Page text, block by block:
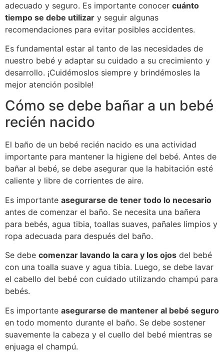
adecuado y seguro. Es importante conocer cuánto
tiempo se debe utilizar y seguir algunas
recomendaciones para evitar posibles accidentes.
Es fundamental estar al tanto de las necesidades de
nuestro bebé y adaptar su cuidado a su crecimiento y
desarrollo. ¡Cuidémoslos siempre y brindémosles la
mejor atención posible!
Cómo se debe bañar a un bebé
recién nacido
El baño de un bebé recién nacido es una actividad
importante para mantener la higiene del bebé. Antes de
bañar al bebé, se debe asegurar que la habitación esté
caliente y libre de corrientes de aire.
Es importante asegurarse de tener todo lo necesario
antes de comenzar el baño. Se necesita una bañera
para bebés, agua tibia, toallas suaves, pañales limpios y
ropa adecuada para después del baño.
Se debe comenzar lavando la cara y los ojos del bebé
con una toalla suave y agua tibia. Luego, se debe lavar
el cabello del bebé con cuidado utilizando champú para
bebés.
Es importante asegurarse de mantener al bebé seguro
en todo momento durante el baño. Se debe sostener
suavemente la cabeza y el cuello del bebé mientras se
enjuaga el champú.